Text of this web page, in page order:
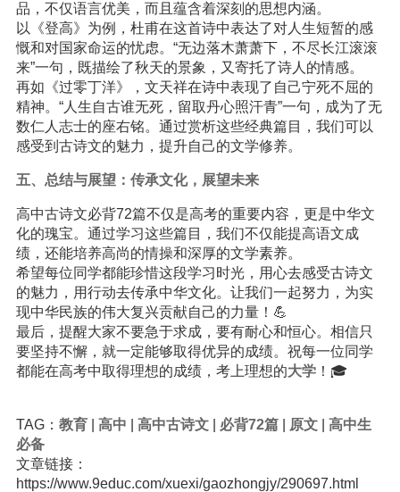
品，不仅语言优美，而且蕴含着深刻的思想内涵。
以《登高》为例，杜甫在这首诗中表达了对人生短暂的感
慨和对国家命运的忧虑。“无边落木萧萧下，不尽长江滚滚
来”一句，既描绘了秋天的景象，又寄托了诗人的情感。
再如《过零丁洋》，文天祥在诗中表现了自己宁死不屈的
精神。“人生自古谁无死，留取丹心照汗青”一句，成为了无
数仁人志士的座右铭。通过赏析这些经典篇目，我们可以
感受到古诗文的魅力，提升自己的文学修养。
五、总结与展望：传承文化，展望未来
高中古诗文必背72篇不仅是高考的重要内容，更是中华文
化的瑰宝。通过学习这些篇目，我们不仅能提高语文成
绩，还能培养高尚的情操和深厚的文学素养。
希望每位同学都能珍惜这段学习时光，用心去感受古诗文
的魅力，用行动去传承中华文化。让我们一起努力，为实
现中华民族的伟大复兴贡献自己的力量！💪
最后，提醒大家不要急于求成，要有耐心和恒心。相信只
要坚持不懈，就一定能够取得优异的成绩。祝每一位同学
都能在高考中取得理想的成绩，考上理想的大学！🎓
TAG： 教育| 高中 高中古诗文| 必背72篇| 原文| 高中生
必备
文章链接：
https://www.9educ.com/xuexi/gaozhongjy/290697.html